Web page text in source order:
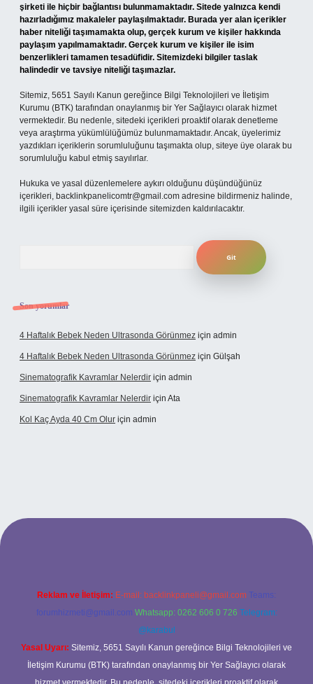
şirketi ile hiçbir bağlantısı bulunmamaktadır. Sitede yalnızca kendi
hazırladığımız makaleler paylaşılmaktadır. Burada yer alan içerikler
haber niteliği taşımamakta olup, gerçek kurum ve kişiler hakkında
paylaşım yapılmamaktadır. Gerçek kurum ve kişiler ile isim
benzerlikleri tamamen tesadüfidir. Sitemizdeki bilgiler taslak
halindedir ve tavsiye niteliği taşımazlar.
Sitemiz, 5651 Sayılı Kanun gereğince Bilgi Teknolojileri ve İletişim
Kurumu (BTK) tarafından onaylanmış bir Yer Sağlayıcı olarak hizmet
vermektedir. Bu nedenle, sitedeki içerikleri proaktif olarak denetleme
veya araştırma yükümlülüğümüz bulunmamaktadır. Ancak, üyelerimiz
yazdıkları içeriklerin sorumluluğunu taşımakta olup, siteye üye olarak bu
sorumluluğu kabul etmiş sayılırlar.
Hukuka ve yasal düzenlemelere aykırı olduğunu düşündüğünüz
içerikleri, backlinkpanelicomtr@gmail.com adresine bildirmeniz halinde,
ilgili içerikler yasal süre içerisinde sitemizden kaldırılacaktır.
Son yorumlar
4 Haftalık Bebek Neden Ultrasonda Görünmez için admin
4 Haftalık Bebek Neden Ultrasonda Görünmez için Gülşah
Sinematografik Kavramlar Nelerdir için admin
Sinematografik Kavramlar Nelerdir için Ata
Kol Kaç Ayda 40 Cm Olur için admin
Reklam ve İletişim: E-mail: backlinkpaneli@gmail.com Teams:
forumhizmeti@gmail.com Whatsapp: 0262 606 0 726 Telegram:
@karabul
Yasal Uyarı: Sitemiz, 5651 Sayılı Kanun gereğince Bilgi Teknolojileri ve
İletişim Kurumu (BTK) tarafından onaylanmış bir Yer Sağlayıcı olarak